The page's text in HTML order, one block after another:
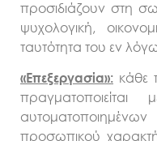
προσιδιάζουν στη
ψυχολογική,
ταυτότητα του εν
«Επεξεργασία»: κάθε
προσωπικού